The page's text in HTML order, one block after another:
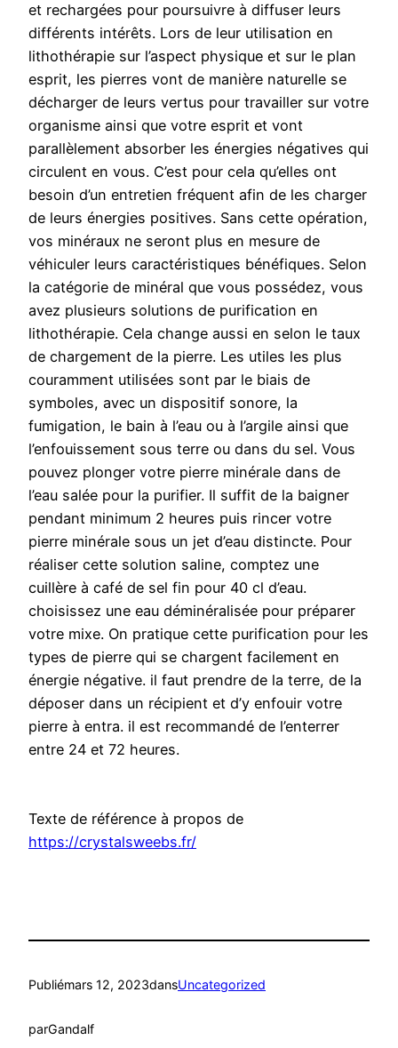
et rechargées pour poursuivre à diffuser leurs
différents intérêts. Lors de leur utilisation en
lithothérapie sur l’aspect physique et sur le plan
esprit, les pierres vont de manière naturelle se
décharger de leurs vertus pour travailler sur votre
organisme ainsi que votre esprit et vont
parallèlement absorber les énergies négatives qui
circulent en vous. C’est pour cela qu’elles ont
besoin d’un entretien fréquent afin de les charger
de leurs énergies positives. Sans cette opération,
vos minéraux ne seront plus en mesure de
véhiculer leurs caractéristiques bénéfiques. Selon
la catégorie de minéral que vous possédez, vous
avez plusieurs solutions de purification en
lithothérapie. Cela change aussi en selon le taux
de chargement de la pierre. Les utiles les plus
couramment utilisées sont par le biais de
symboles, avec un dispositif sonore, la
fumigation, le bain à l’eau ou à l’argile ainsi que
l’enfouissement sous terre ou dans du sel. Vous
pouvez plonger votre pierre minérale dans de
l’eau salée pour la purifier. Il suffit de la baigner
pendant minimum 2 heures puis rincer votre
pierre minérale sous un jet d’eau distincte. Pour
réaliser cette solution saline, comptez une
cuillère à café de sel fin pour 40 cl d’eau.
choisissez une eau déminéralisée pour préparer
votre mixe. On pratique cette purification pour les
types de pierre qui se chargent facilement en
énergie négative. il faut prendre de la terre, de la
déposer dans un récipient et d’y enfouir votre
pierre à entra. il est recommandé de l’enterrer
entre 24 et 72 heures.
Texte de référence à propos de
https://crystalsweebs.fr/
Publiémars 12, 2023dansUncategorized
parGandalf